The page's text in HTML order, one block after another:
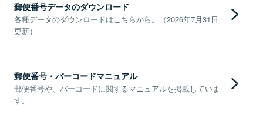
郵便番号データのダウンロード
各種データのダウンロードはこちらから。（2026年7月31日
更新）
郵便番号・バーコードマニュアル
郵便番号や、バーコードに関するマニュアルを掲載していま
す。